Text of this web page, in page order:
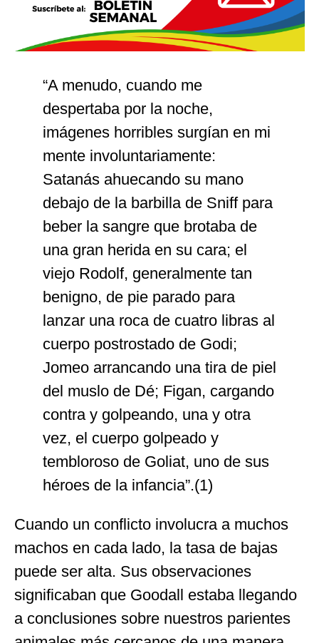
“A menudo, cuando me
despertaba por la noche,
imágenes horribles surgían en mi
mente involuntariamente:
Satanás ahuecando su mano
debajo de la barbilla de Sniff para
beber la sangre que brotaba de
una gran herida en su cara; el
viejo Rodolf, generalmente tan
benigno, de pie parado para
lanzar una roca de cuatro libras al
cuerpo postrostado de Godi;
Jomeo arrancando una tira de piel
del muslo de Dé; Figan, cargando
contra y golpeando, una y otra
vez, el cuerpo golpeado y
tembloroso de Goliat, uno de sus
héroes de la infancia”.(1)
Cuando un conflicto involucra a muchos
machos en cada lado, la tasa de bajas
puede ser alta. Sus observaciones
significaban que Goodall estaba llegando
a conclusiones sobre nuestros parientes